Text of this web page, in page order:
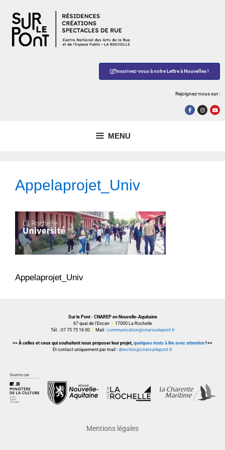
Inscrivez-vous à notre Lettre à Nouvelles !
Rejoignez-nous sur :
MENU
Appelaprojet_Univ
Appelaprojet_Univ
Sur le Pont · CNAREP en Nouvelle-Aquitaine
67 quai de l’Encan
17000 La Rochelle
Tél. : 07 75 75 16 00
Mail : communication@cnarsurlepont.fr
>> À celles et ceux qui souhaitent nous proposer leur projet, quelques mots à lire avec attention ! <<
Et contact uniquement par mail : direction@cnarsurlepont.fr
Mentions légales